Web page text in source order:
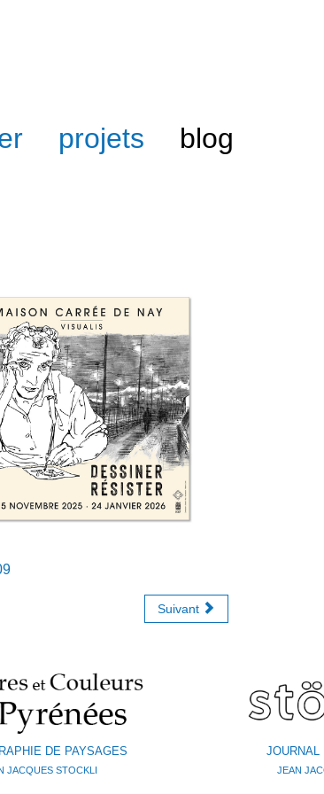
projets blog
Suivant
DE PAYSAGES
JACQUES STOCKLI
JOURNAL
JEAN